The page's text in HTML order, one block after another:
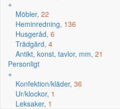
+
Möbler, 22
Heminredning, 136
Husgeråd, 6
Trädgård, 4
Antikt, konst, tavlor, mm, 21
Personligt
+
Konfektion/kläder, 36
Ur/klockor, 1
Leksaker, 1